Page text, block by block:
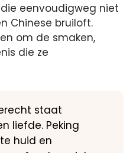
eenvoudigweg niet
Chinese bruiloft.
om de smaken,
die ze
staat
liefde. Peking
huid en